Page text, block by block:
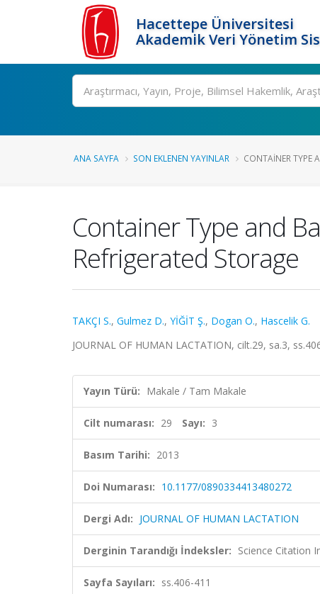
Hacettepe Üniversitesi
Akademik Veri Yönetim
Ara
ANA SAYFA SON EKLENEN YAYINLAR CONTAINER TYPE
Container Type and
Refrigerated Storage
TAKÇI S., Gulmez D., YİĞİT Ş., Dogan O., Hascelik G.
JOURNAL OF HUMAN LACTATION, cilt.29, sa.3,
Yayın Türü: Makale / Tam Makale
Cilt numarası: 29 Sayı: 3
Basım Tarihi: 2013
Doi Numarası: 10.1177/0890334413480272
Dergi Adı: JOURNAL OF HUMAN LACTATION
Derginin Tarandığı İndeksler: Science Citation
Sayfa Sayıları: ss.406-411